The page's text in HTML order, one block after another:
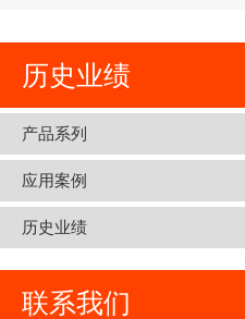
历史业绩
产品系列
应用案例
历史业绩
联系我们